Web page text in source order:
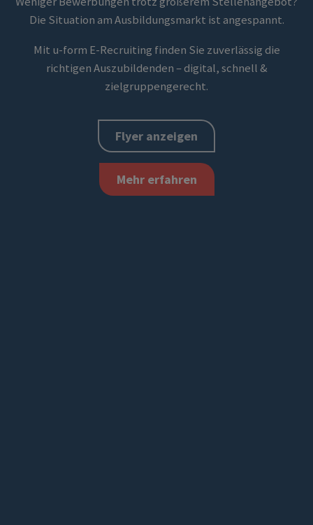
Die Situation am Ausbildungsmarkt ist angespannt.
Mit u-form E-Recruiting finden Sie zuverlässig die
richtigen Auszubildenden – digital, schnell &
zielgruppengerecht.
Flyer anzeigen
Mehr erfahren